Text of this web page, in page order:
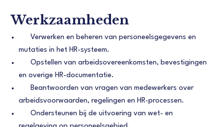
Werkzaamheden
Verwerken en beheren van personeelsgegevens en
mutaties in het HR-systeem.
Opstellen van arbeidsovereenkomsten, bevestigingen
en overige HR-documentatie.
Beantwoorden van vragen van medewerkers over
arbeidsvoorwaarden, regelingen en HR-processen.
Ondersteunen bij de uitvoering van wet- en